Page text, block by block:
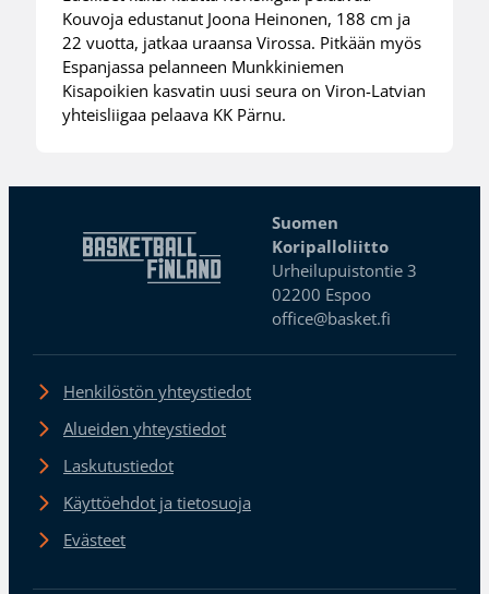
Kouvoja edustanut Joona Heinonen, 188 cm ja
22 vuotta, jatkaa uraansa Virossa. Pitkään myös
Espanjassa pelanneen Munkkiniemen
Kisapoikien kasvatin uusi seura on Viron-Latvian
yhteisliigaa pelaava KK Pärnu.
Suomen
Koripalloliitto
Urheilupuistontie 3
02200 Espoo
office@basket.fi
Henkilöstön yhteystiedot
Alueiden yhteystiedot
Laskutustiedot
Käyttöehdot ja tietosuoja
Evästeet